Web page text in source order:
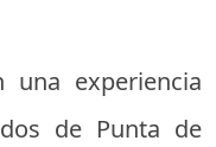
una experiencia
de Punta de